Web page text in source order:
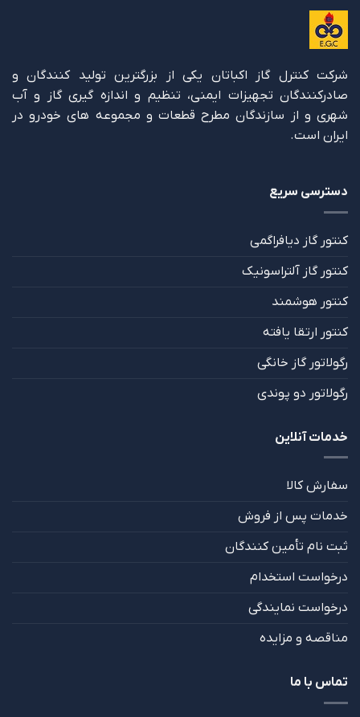
شرکت کنترل گاز اکباتان یکی از بزرگترین تولید کنندگان و
صادرکنندگان تجهیزات ایمنی، تنظیم و اندازه گیری گاز و آب
شهری و از سازندگان مطرح قطعات و مجموعه های خودرو در
ایران است.
دسترسی سریع
کنتور گاز دیافراگمی
کنتور گاز آلتراسونیک
کنتور هوشمند
کنتور ارتقا یافته
رگولاتور گاز خانگی
رگولاتور دو پوندی
خدمات آنلاین
سفارش کالا
خدمات پس از فروش
ثبت نام تأمین کنندگان
درخواست استخدام
درخواست نمایندگی
مناقصه و مزایده
تماس با ما